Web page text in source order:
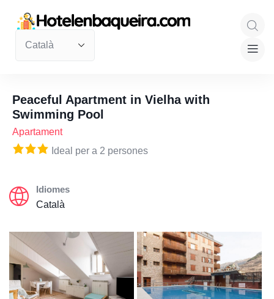
Peaceful Apartment in Vielha with
Swimming Pool
Apartament
Ideal per a 2 persones
Idiomes
Català